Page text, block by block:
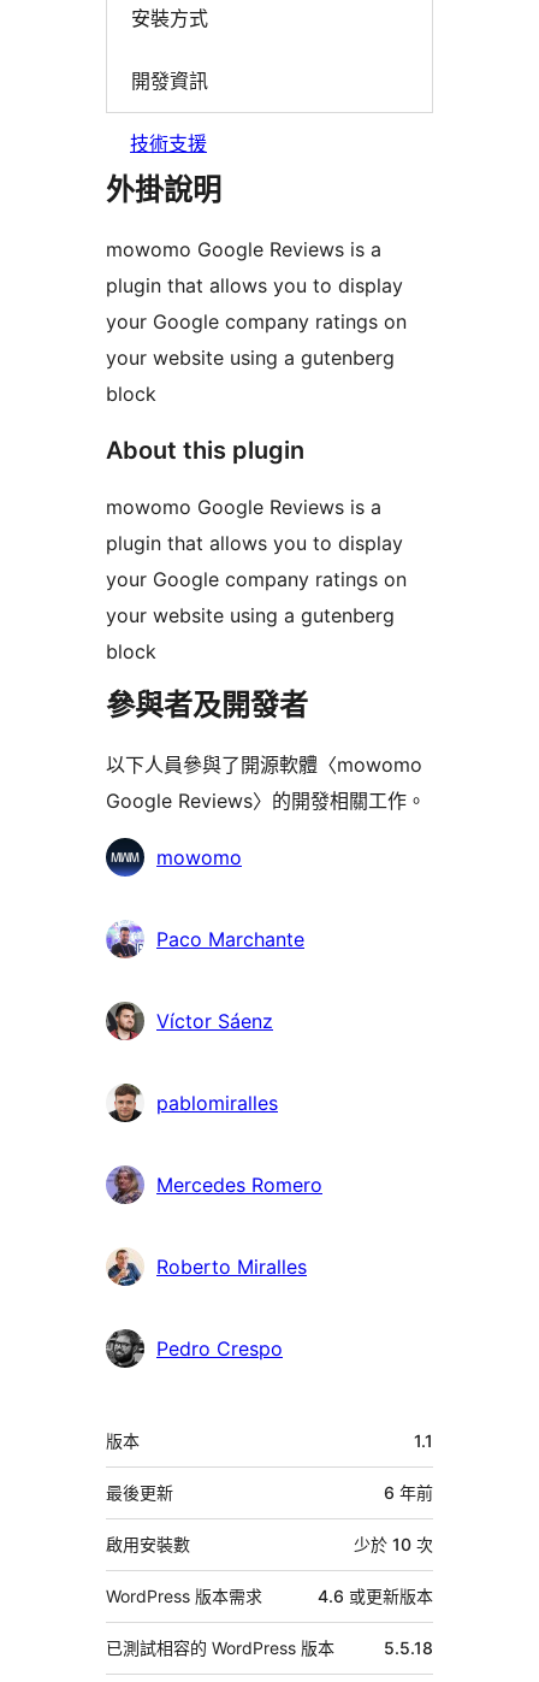
安裝方式
開發資訊
技術支援
外掛說明
mowomo Google Reviews is a
plugin that allows you to display
your Google company ratings on
your website using a gutenberg
block
About this plugin
mowomo Google Reviews is a
plugin that allows you to display
your Google company ratings on
your website using a gutenberg
block
參與者及開發者
以下人員參與了開源軟體〈mowomo
Google Reviews〉的開發相關工作。
參
者
mowomo
Paco Marchante
Víctor Sáenz
pablomiralles
Mercedes Romero
Roberto Miralles
Pedro Crespo
中
繼
資
料
版本 1.1
最後更新 6 年前
啟用安裝數 少於 10 次
WordPress 版本需求 4.6 或更新版本
已測試相容的 WordPress 版本 5.5.18